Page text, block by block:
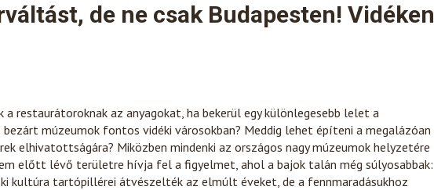
de ne csak Budapesten! Vidéken
restaurátoroknak az anyagokat, ha bekerül egy különlegesebb lelet a
múzeumok fontos vidéki városokban? Meddig lehet építeni a megalázóan
elhivatottságára? Miközben mindenki az országos nagy múzeumok helyzetére
előtt lévő területre hívja fel a figyelmet, ahol a bajok talán még súlyosabbak:
kultúra tartópillérei átvészelték az elmúlt éveket, de a fennmaradásukhoz